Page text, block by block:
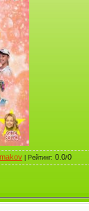
Рейтинг: 0.0/0